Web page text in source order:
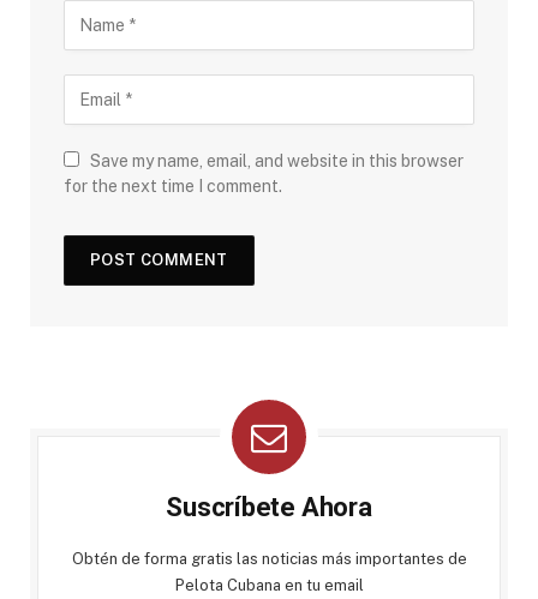
Save my name, email, and website in this browser
for the next time I comment.
Suscríbete Ahora
Obtén de forma gratis las noticias más importantes de
Pelota Cubana en tu email